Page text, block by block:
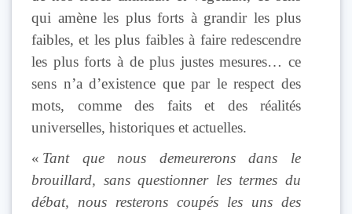
qui amène les plus forts à grandir les plus
faibles, et les plus faibles à faire redescendre
les plus forts à de plus justes mesures… ce
sens n’a d’existence que par le respect des
mots, comme des faits et des réalités
universelles, historiques et actuelles.
« Tant que nous demeurerons dans le
brouillard, sans questionner les termes du
débat, nous resterons coupés les uns des